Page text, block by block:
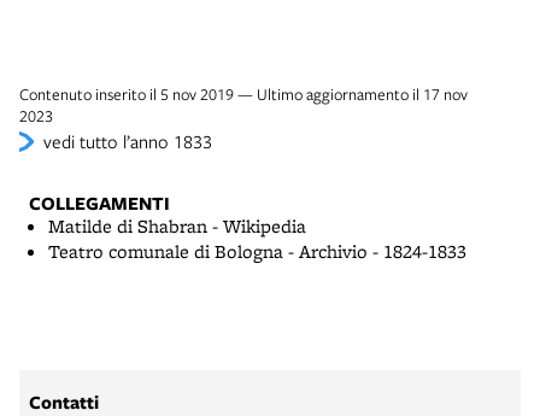
Contenuto inserito il 5 nov 2019 — Ultimo aggiornamento il 17 nov
2023
vedi tutto l’anno 1833
COLLEGAMENTI
Matilde di Shabran - Wikipedia
Teatro comunale di Bologna - Archivio - 1824-1833
Contatti